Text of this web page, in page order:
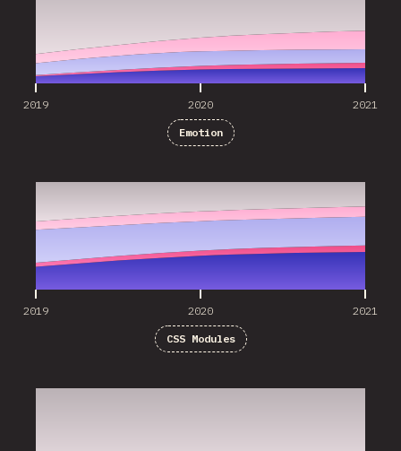
2019 2020 2021
Emotion
2019 2020 2021
CSS Modules